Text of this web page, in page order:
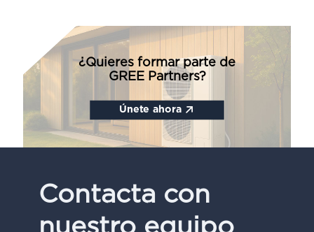
Únete ahora
¿Quieres formar parte de
GREE Partners?
Contacta con
nuestro equipo